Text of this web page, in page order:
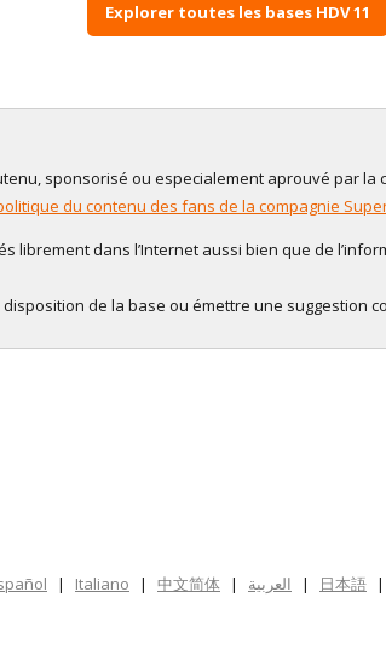
Explorer toutes les bases HDV 11
sponsorisé ou especialement aprouvé par
du contenu des fans de la compagnie
librement dans l’Internet aussi bien que de
de la base ou émettre une suggestion
| Italiano | 中文简体 | العربية | 日本語 |